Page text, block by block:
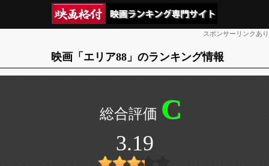
スポンサーリンクあり
映画「エリア88」のランキング情報
C
3.19